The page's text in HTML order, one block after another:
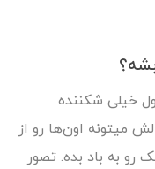
خیلی شکننده
میتونه اون‌ها رو از
به باد بده. تصور